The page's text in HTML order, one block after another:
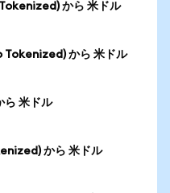
から 米ドル
から 米ドル
米ドル
から 米ドル